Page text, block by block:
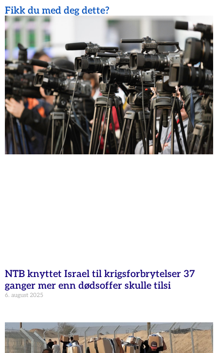
Fikk du med deg dette?
NTB knyttet Israel til krigsforbrytelser 37
ganger mer enn dødsoffer skulle tilsi
6. august 2025